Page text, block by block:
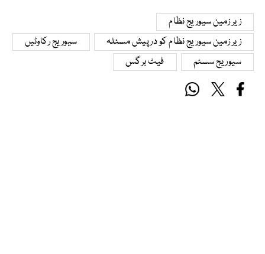
زیر زمین سیوریج نظام
زیر زمین سیوریج نظام کو درپیش مسئلہ
سیوریج رکاوٹیں
سیوریج سسٹم
فیٹ برگس